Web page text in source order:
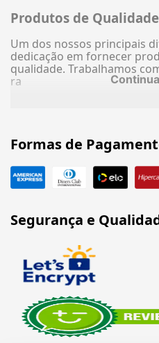
Produtos de
Um dos nossos principais
dedicação em fornecer
qualidade. Trabalhamos
ra
Formas de
Segurança e